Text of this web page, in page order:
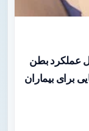
عملکرد بطن
برای بیماران